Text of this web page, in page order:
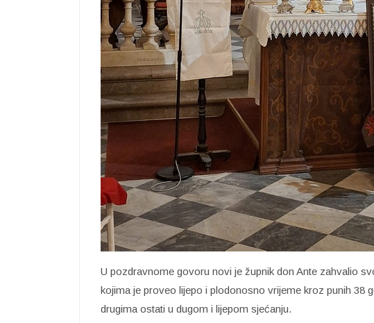
U pozdravnome govoru novi je župnik don Ante zahvalio
kojima je proveo lijepo i plodonosno vrijeme kroz punih 38
drugima ostati u dugom i lijepom sjećanju.